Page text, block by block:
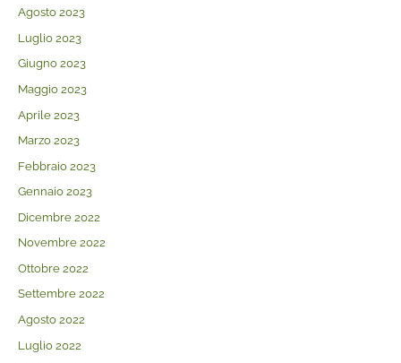
Agosto 2023
Luglio 2023
Giugno 2023
Maggio 2023
Aprile 2023
Marzo 2023
Febbraio 2023
Gennaio 2023
Dicembre 2022
Novembre 2022
Ottobre 2022
Settembre 2022
Agosto 2022
Luglio 2022